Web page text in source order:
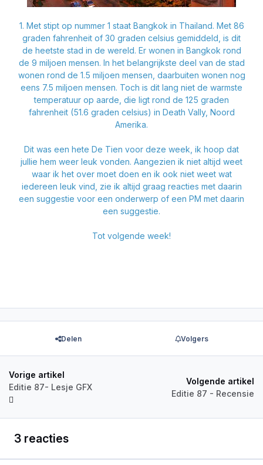
1. Met stipt op nummer 1 staat Bangkok in Thailand. Met 86
graden fahrenheit of 30 graden celsius gemiddeld, is dit
de heetste stad in de wereld. Er wonen in Bangkok rond
de 9 miljoen mensen. In het belangrijkste deel van de stad
wonen rond de 1.5 miljoen mensen, daarbuiten wonen nog
eens 7.5 miljoen mensen. Toch is dit lang niet de warmste
temperatuur op aarde, die ligt rond de 125 graden
fahrenheit (51.6 graden celsius) in Death Vally, Noord
Amerika.
Dit was een hete De Tien voor deze week, ik hoop dat
jullie hem weer leuk vonden. Aangezien ik niet altijd weet
waar ik het over moet doen en ik ook niet weet wat
iedereen leuk vind, zie ik altijd graag reacties met daarin
een suggestie voor een onderwerp of een PM met daarin
een suggestie.
Tot volgende week!
Delen Volgers
Vorige artikel
Editie 87- Lesje GFX
Volgende artikel
Editie 87 - Recensie
3 reacties